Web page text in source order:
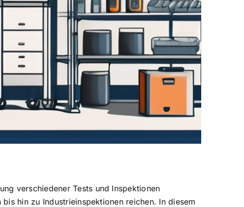
verschiedener Tests und Inspektionen
hin zu Industrieinspektionen reichen. In diesem